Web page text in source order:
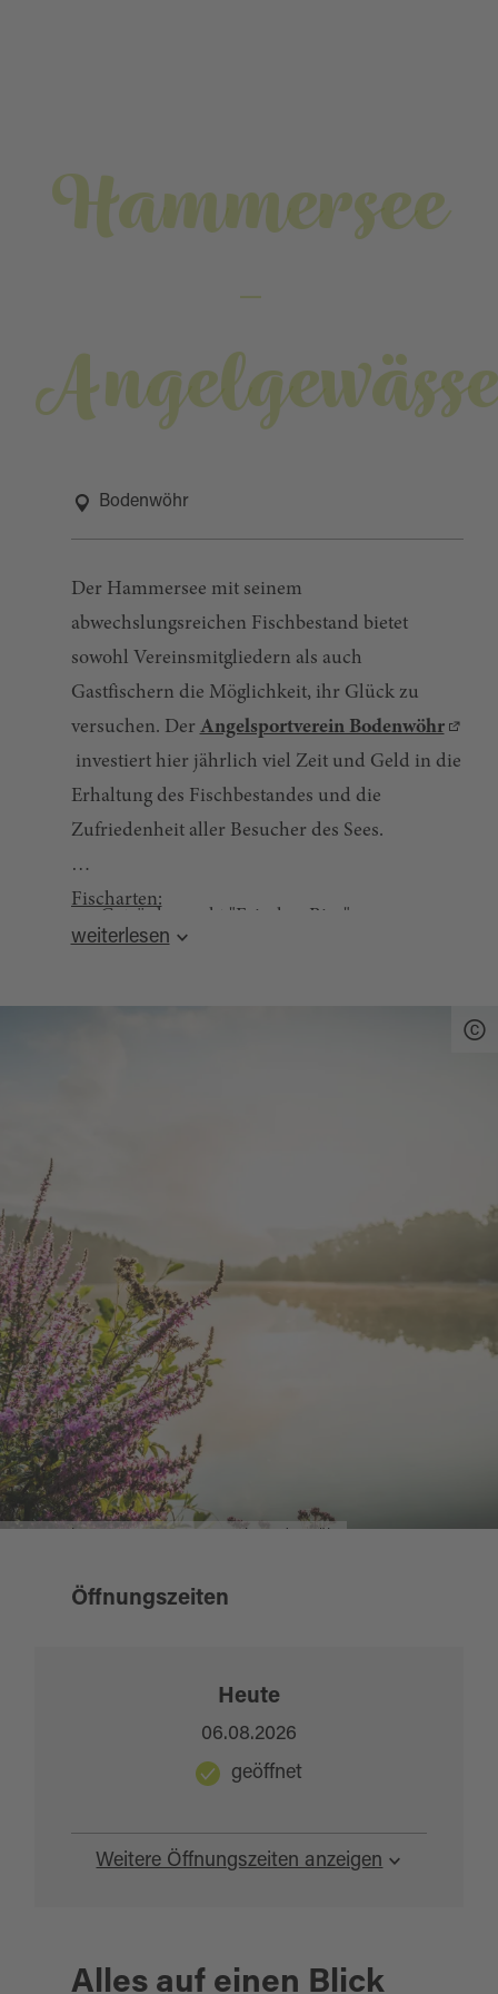
Hammersee
-
Bodenwöhr
Der Hammersee mit seinem
abwechslungsreichen Fischbestand bietet
sowohl Vereinsmitgliedern als auch
Gastfischern die Möglichkeit, ihr Glück zu
versuchen. Der Angelsportverein Bodenwöhr
investiert hier jährlich viel Zeit und Geld in die
Erhaltung des Fischbestandes und die
Zufriedenheit aller Besucher des Sees.
Fischarten:
Aal, Brachse, Forelle, Graskarpfen, Hecht,
Getränkemarkt "Frisches Bier",
Ludwigsheide 4, 92439 Bodenwöhr, Tel. +49
Quelle:destination.one , zuletzt geändert am 09.12.2025
weiterlesen
Öffnungszeiten
Weitere Öffnungszeiten anzeigen
Heute
06.08.2026
geöffnet
Alles auf einen Blick